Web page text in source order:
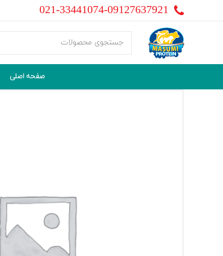
021-33441074-09127637921
صفحه اصلی